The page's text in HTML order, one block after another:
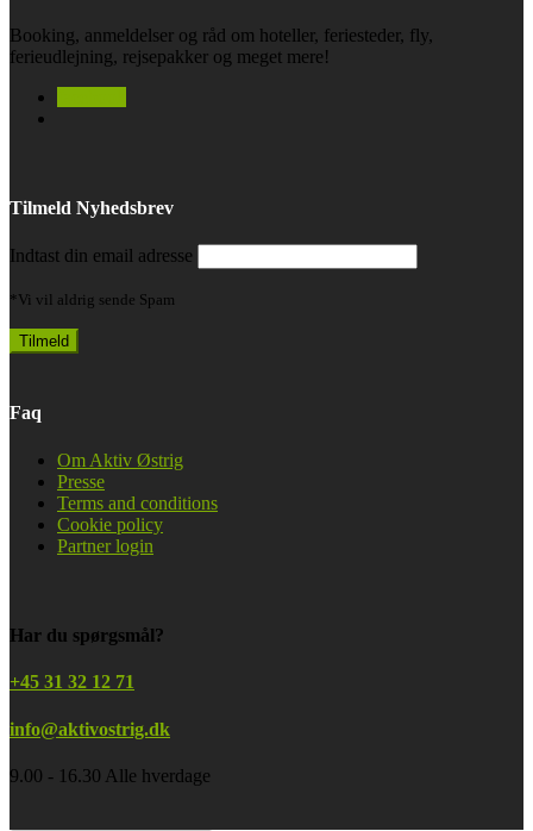
Booking, anmeldelser og råd om hoteller, feriesteder, fly,
ferieudlejning, rejsepakker og meget mere!
Tilmeld Nyhedsbrev
Indtast din email adresse
*Vi vil aldrig sende Spam
Faq
Om Aktiv Østrig
Presse
Terms and conditions
Cookie policy
Partner login
Har du spørgsmål?
+45 31 32 12 71
info@aktivostrig.dk
9.00 - 16.30 Alle hverdage